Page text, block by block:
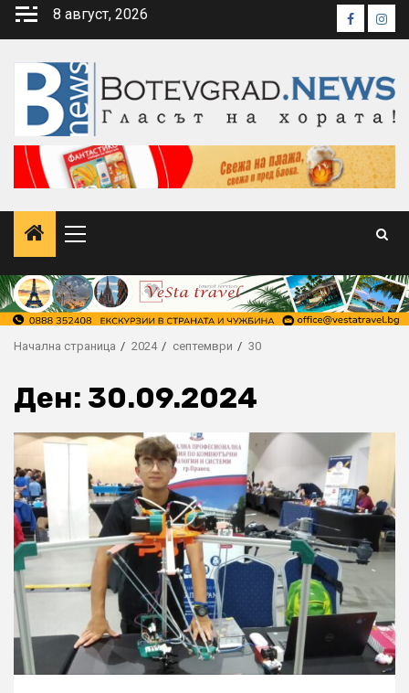
Skip
8 август, 2026 Facebook
Primary
Начална страница 2024 септември 30
Ден: 30.09.2024